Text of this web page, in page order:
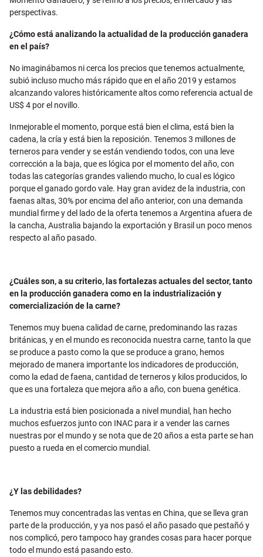
perspectivas.
¿Cómo está analizando la actualidad de la producción ganadera
en el país?
No imaginábamos ni cerca los precios que tenemos actualmente,
subió incluso mucho más rápido que en el año 2019 y estamos
alcanzando valores históricamente altos como referencia actual de
US$ 4 por el novillo.
Inmejorable el momento, porque está bien el clima, está bien la
cadena, la cría y está bien la reposición. Tenemos 3 millones de
terneros para vender y se están vendiendo todos, con una leve
corrección a la baja, que es lógica por el momento del año, con
todas las categorías grandes valiendo mucho, lo cual es lógico
porque el ganado gordo vale. Hay gran avidez de la industria, con
faenas altas, 30% por encima del año anterior, con una demanda
mundial firme y del lado de la oferta tenemos a Argentina afuera de
la cancha, Australia bajando la exportación y Brasil un poco menos
respecto al año pasado.
¿Cuáles son, a su criterio, las fortalezas actuales del sector, tanto
en la producción ganadera como en la industrialización y
comercialización de la carne?
Tenemos muy buena calidad de carne, predominando las razas
británicas, y en el mundo es reconocida nuestra carne, tanto la que
se produce a pasto como la que se produce a grano, hemos
mejorado de manera importante los indicadores de producción,
como la edad de faena, cantidad de terneros y kilos producidos, lo
que es una fortaleza que mejora año a año, con buena genética.
La industria está bien posicionada a nivel mundial, han hecho
muchos esfuerzos junto con INAC para ir a vender las carnes
nuestras por el mundo y se nota que de 20 años a esta parte se han
puesto a rueda en el comercio mundial.
¿Y las debilidades?
Tenemos muy concentradas las ventas en China, que se lleva gran
parte de la producción, y ya nos pasó el año pasado que pestañó y
nos complicó, pero tampoco hay grandes cosas para hacer porque
todo el mundo está pasando esto.